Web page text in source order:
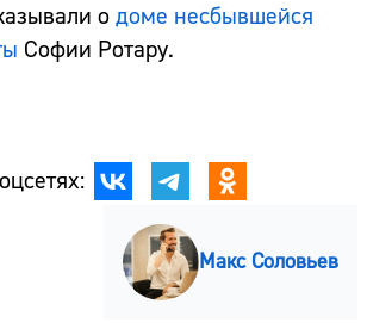
о доме несбывшейся
Софии Ротару.
Макс Соловьев